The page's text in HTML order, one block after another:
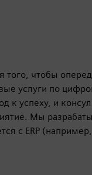
чтобы
услуги по
к успеху, и
Мы
с ERP (например,